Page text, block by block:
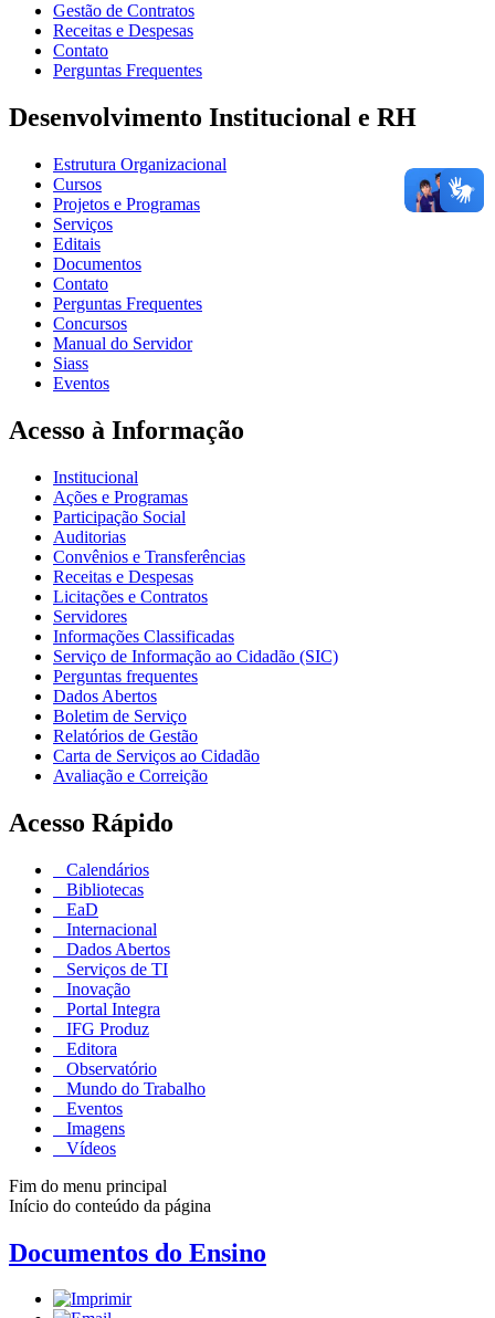
Gestão de Contratos
Receitas e Despesas
Contato
Perguntas Frequentes
Desenvolvimento Institucional e RH
Estrutura Organizacional
Cursos
Projetos e Programas
Serviços
Editais
Documentos
Contato
Perguntas Frequentes
Concursos
Manual do Servidor
Siass
Eventos
Acesso à Informação
Institucional
Ações e Programas
Participação Social
Auditorias
Convênios e Transferências
Receitas e Despesas
Licitações e Contratos
Servidores
Informações Classificadas
Serviço de Informação ao Cidadão (SIC)
Perguntas frequentes
Dados Abertos
Boletim de Serviço
Relatórios de Gestão
Carta de Serviços ao Cidadão
Avaliação e Correição
Acesso Rápido
Calendários
Bibliotecas
EaD
Internacional
Dados Abertos
Serviços de TI
Inovação
Portal Integra
IFG Produz
Editora
Observatório
Mundo do Trabalho
Eventos
Imagens
Vídeos
Fim do menu principal
Início do conteúdo da página
Documentos do Ensino